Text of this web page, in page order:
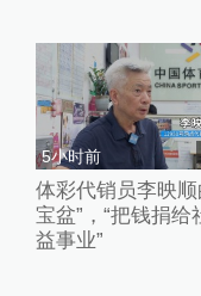
5小时前
体彩代销员李映顺
宝盆”，“把钱捐给
益事业”